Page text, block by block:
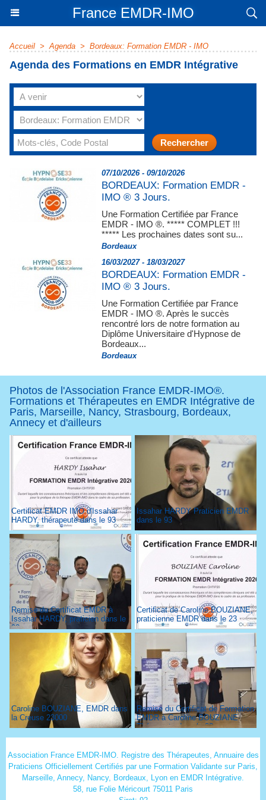
France EMDR-IMO
Accueil > Agenda > Bordeaux: Formation EMDR - IMO
Agenda des Formations en EMDR Intégrative
07/10/2026 - 09/10/2026
BORDEAUX: Formation EMDR -
IMO ® 3 Jours.
Une Formation Certifiée par France
EMDR - IMO ®. ***** COMPLET !!!
***** Les prochaines dates sont su...
Bordeaux
16/03/2027 - 18/03/2027
BORDEAUX: Formation EMDR -
IMO ® 3 Jours.
Une Formation Certifiée par France
EMDR - IMO ®. Après le succès
rencontré lors de notre formation au
Diplôme Universitaire d'Hypnose de
Bordeaux...
Bordeaux
Photos de l'Association France EMDR-IMO®.
Formations et Thérapeutes en EMDR Intégrative de
Paris, Marseille, Nancy, Strasbourg, Bordeaux,
Annecy et d'ailleurs
Certificat EMDR IMO d'Issahar
HARDY, thérapeute dans le 93
Issahar HARDY Praticien EMDR
dans le 93
Remise du Certificat EMDR à
Issahar HARDY, praticien dans le
93
Certificat de Caroline BOUZIANE,
praticienne EMDR dans le 23
Caroline BOUZIANE, EMDR dans
la Creuse 23000
Remise du Certificat de Formation
EMDR à Caroline BOUZIANE
Thérapeute dans le 23
Association France EMDR-IMO. Registre des Thérapeutes, Annuaire des
Praticiens Officiellement Certifiés par une Formation Validante sur Paris,
Marseille, Annecy, Nancy, Bordeaux, Lyon en EMDR Intégrative.
58, rue Folie Méricourt 75011 Paris